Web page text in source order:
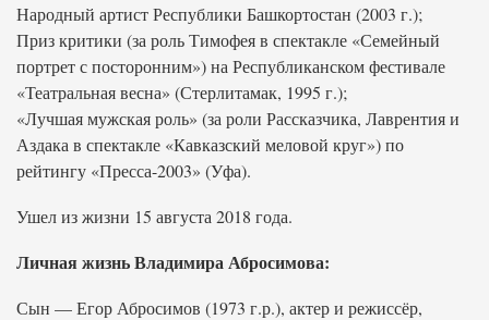
Народный артист Республики Башкортостан (2003 г.);
Приз критики (за роль Тимофея в спектакле «Семейный
портрет с посторонним») на Республиканском фестивале
«Театральная весна» (Стерлитамак, 1995 г.);
«Лучшая мужская роль» (за роли Рассказчика, Лаврентия и
Аздака в спектакле «Кавказский меловой круг») по
рейтингу «Пресса-2003» (Уфа).
Ушел из жизни 15 августа 2018 года.
Личная жизнь Владимира Абросимова:
Сын — Егор Абросимов (1973 г.р.), актер и режиссёр,